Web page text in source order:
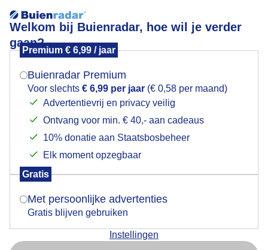
Welkom bij Buienradar, hoe wil je verder
gaan?
Premium € 6,99 / jaar
Buienradar Premium
Voor slechts € 6,99 per jaar (€ 0,58 per maand)
Advertentievrij en privacy veilig
Ontvang voor min. € 40,- aan cadeaus
10% donatie aan Staatsbosbeheer
Elk moment opzegbaar
Gratis
Met persoonlijke advertenties
Gratis blijven gebruiken
Instellingen
Vanmiddag knapt het weer op,na een grijze start van
De dag..
Mogen we je locatie gebruiken voor het
Indien je hier nog geen akkoord op hebt gegeven,
verschijnt er zo een pop-up uit je browser waarin
Is goed, toon de popup
Nu niet, misschien later